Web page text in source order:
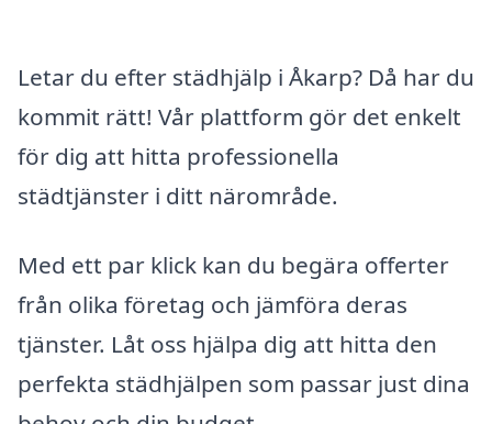
Letar du efter städhjälp i Åkarp? Då har du
kommit rätt! Vår plattform gör det enkelt
för dig att hitta professionella
städtjänster i ditt närområde.
Med ett par klick kan du begära offerter
från olika företag och jämföra deras
tjänster. Låt oss hjälpa dig att hitta den
perfekta städhjälpen som passar just dina